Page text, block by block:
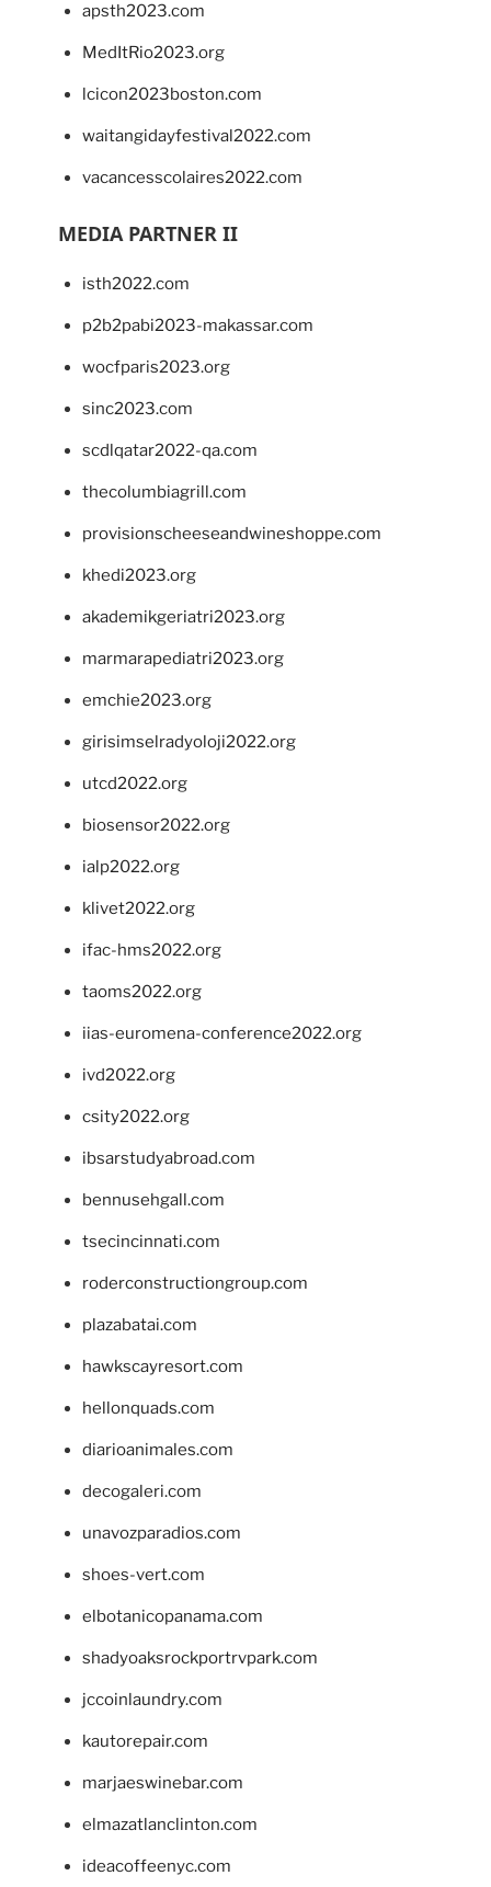
apsth2023.com
MedItRio2023.org
lcicon2023boston.com
waitangidayfestival2022.com
vacancesscolaires2022.com
MEDIA PARTNER II
isth2022.com
p2b2pabi2023-makassar.com
wocfparis2023.org
sinc2023.com
scdlqatar2022-qa.com
thecolumbiagrill.com
provisionscheeseandwineshoppe.com
khedi2023.org
akademikgeriatri2023.org
marmarapediatri2023.org
emchie2023.org
girisimselradyoloji2022.org
utcd2022.org
biosensor2022.org
ialp2022.org
klivet2022.org
ifac-hms2022.org
taoms2022.org
iias-euromena-conference2022.org
ivd2022.org
csity2022.org
ibsarstudyabroad.com
bennusehgall.com
tsecincinnati.com
roderconstructiongroup.com
plazabatai.com
hawkscayresort.com
hellonquads.com
diarioanimales.com
decogaleri.com
unavozparadios.com
shoes-vert.com
elbotanicopanama.com
shadyoaksrockportrvpark.com
jccoinlaundry.com
kautorepair.com
marjaeswinebar.com
elmazatlanclinton.com
ideacoffeenyc.com